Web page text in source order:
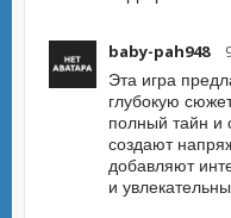
baby-pah948
Эта игра
глубокую
полный тайн и
создают
добавляют
и